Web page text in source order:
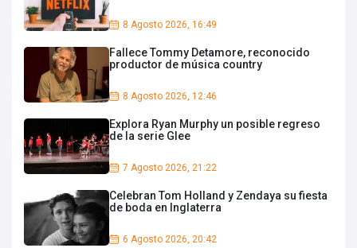
8 Agosto 2026, 16:49
Fallece Tommy Detamore, reconocido
productor de música country
8 Agosto 2026, 12:46
Explora Ryan Murphy un posible regreso
de la serie Glee
7 Agosto 2026, 21:22
Celebran Tom Holland y Zendaya su fiesta
de boda en Inglaterra
6 Agosto 2026, 20:42